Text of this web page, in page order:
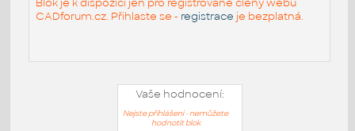
CADforum.cz. Přihlaste se - registrace je bezplatná.
Vaše hodnocení:
Nejste přihlášeni - nemůžete
hodnotit blok